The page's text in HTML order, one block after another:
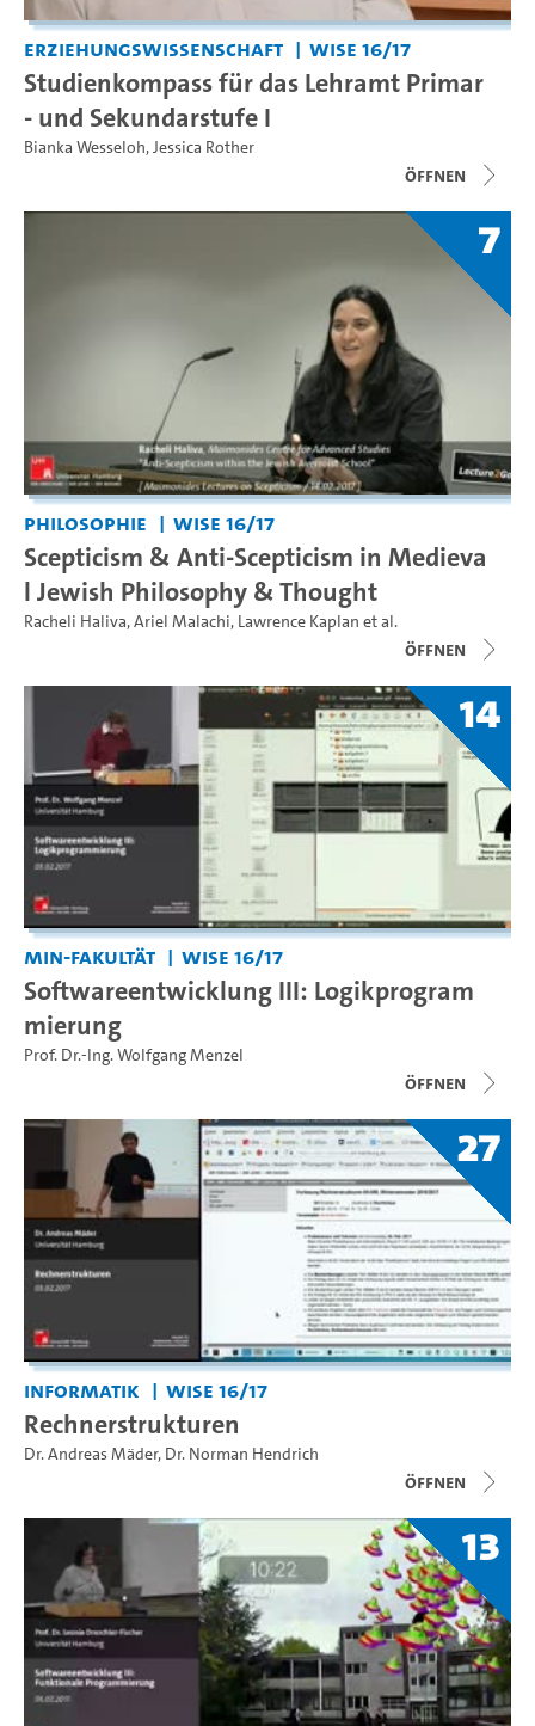
Erziehungswissenschaft WiSe 16/17
Studienkompass für das Lehramt Primar
- und Sekundarstufe I
Bianka Wesseloh,Jessica Rother
Öffnen
7
Philosophie WiSe 16/17
Scepticism & Anti-Scepticism in Medieva
l Jewish Philosophy & Thought
Racheli Haliva,Ariel Malachi, Lawrence Kaplan et al.
Öffnen
14
MIN-Fakultät WiSe 16/17
Softwareentwicklung III: Logikprogram
mierung
Prof. Dr.-Ing. Wolfgang Menzel
Öffnen
27
Informatik WiSe 16/17
Rechnerstrukturen
Dr. Andreas Mäder, Dr. Norman Hendrich
Öffnen
13